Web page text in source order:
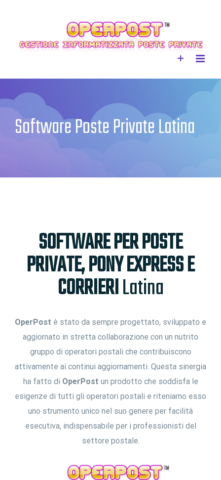
Software Poste Private Latina
SOFTWARE PER POSTE
PRIVATE, PONY EXPRESS E
CORRIERILatina
OperPost è stato da sempre progettato, sviluppato e
aggiornato in stretta collaborazione con un nutrito
gruppo di operatori postali che contribuiscono
attivamente ai continui aggiornamenti. Questa sinergia
ha fatto di OperPost un prodotto che soddisfa le
esigenze di tutti gli operatori postali e riteniamo esso
uno strumento unico nel suo genere per facilità
esecutiva, indispensabile per i professionisti del
settore postale.